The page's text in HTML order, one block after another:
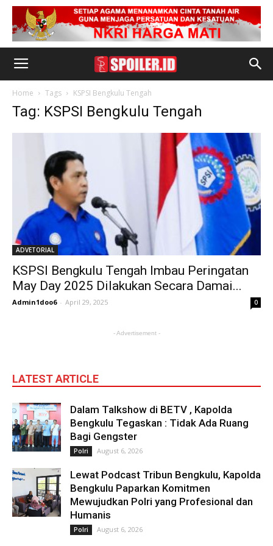
Home Tags KSPSI Bengkulu Tengah
Tag: KSPSI Bengkulu Tengah
ADVETORIAL
KSPSI Bengkulu Tengah Imbau Peringatan
May Day 2025 Dilakukan Secara Damai...
Admin1doo6 - April 29, 2025 0
- Advertisement -
LATEST ARTICLE
Dalam Talkshow di BETV , Kapolda
Bengkulu Tegaskan : Tidak Ada Ruang
Bagi Gengster
Polri August 6, 2026
Lewat Podcast Tribun Bengkulu, Kapolda
Bengkulu Paparkan Komitmen
Mewujudkan Polri yang Profesional dan
Humanis
Polri August 6, 2026